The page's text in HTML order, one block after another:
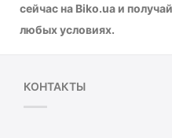
сейчас на Biko.ua и
любых условиях.
КОНТАКТЫ